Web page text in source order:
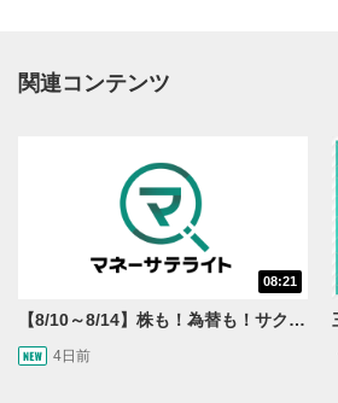
動画再生エリア
動画再生エリアをクリックすると
一時停止します。
2
関連コンテンツ
08:21
【8/10～8/14】株も！為替も！サクッと！来週のマーケット見通し＜Next View＞
4日前